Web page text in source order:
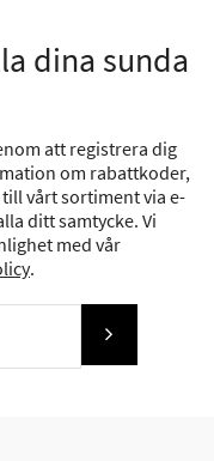
dina sunda
att registrera dig
om rabattkoder,
vårt sortiment via e-
ditt samtycke. Vi
med vår
.